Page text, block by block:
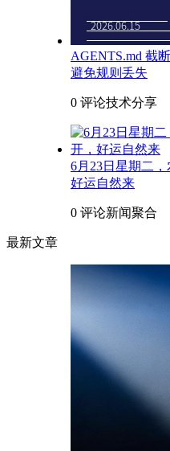
AGENTS.md 截
避免规则丢失
0 评论技术分享
6月23日星期二
好运自然来
0 评论新闻聚合
最新文章